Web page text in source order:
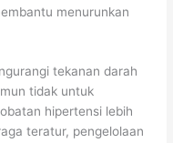
menurunkan
tekanan darah
tidak untuk
hipertensi lebih
teratur, pengelolaan